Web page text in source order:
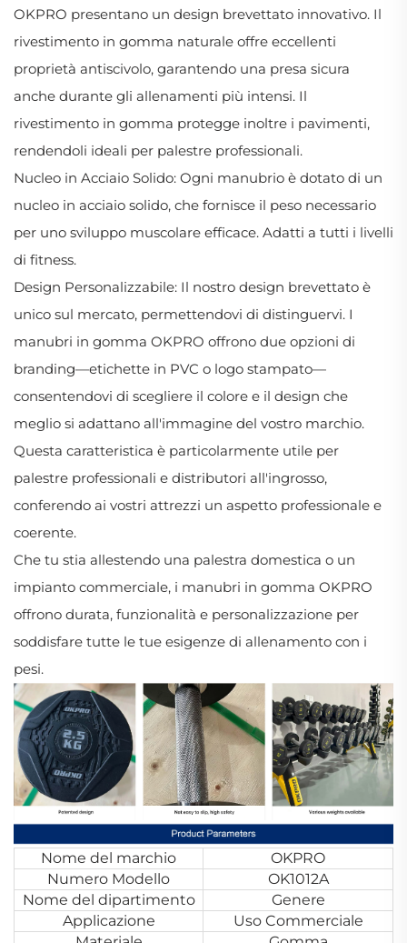
OKPRO presentano un design brevettato innovativo. Il
rivestimento in gomma naturale offre eccellenti
proprietà antiscivolo, garantendo una presa sicura
anche durante gli allenamenti più intensi. Il
rivestimento in gomma protegge inoltre i pavimenti,
rendendoli ideali per palestre professionali.
Nucleo in Acciaio Solido: Ogni manubrio è dotato di un
nucleo in acciaio solido, che fornisce il peso necessario
per uno sviluppo muscolare efficace. Adatti a tutti i livelli
di fitness.
Design Personalizzabile: Il nostro design brevettato è
unico sul mercato, permettendovi di distinguervi. I
manubri in gomma OKPRO offrono due opzioni di
branding—etichette in PVC o logo stampato—
consentendovi di scegliere il colore e il design che
meglio si adattano all'immagine del vostro marchio.
Questa caratteristica è particolarmente utile per
palestre professionali e distributori all'ingrosso,
conferendo ai vostri attrezzi un aspetto professionale e
coerente.
Che tu stia allestendo una palestra domestica o un
impianto commerciale, i manubri in gomma OKPRO
offrono durata, funzionalità e personalizzazione per
soddisfare tutte le tue esigenze di allenamento con i
pesi.
Nome del marchio
OKPRO
Numero Modello
OK1012A
Nome del dipartimento
Genere
Applicazione
Uso Commerciale